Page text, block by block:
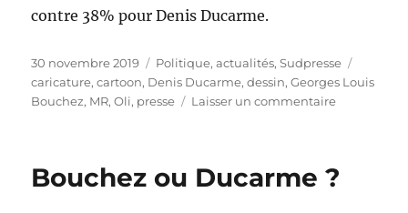
contre 38% pour Denis Ducarme.
Publié
le
30 novembre 2019 Catégories
Politique, actualités,Sudpresse
caricature,cartoon, Denis Ducarme,dessin,Georges Louis
Bouchez, MR,Oli, presse Laisser un commentairesur
tête
Bouchez ou Ducarme ?